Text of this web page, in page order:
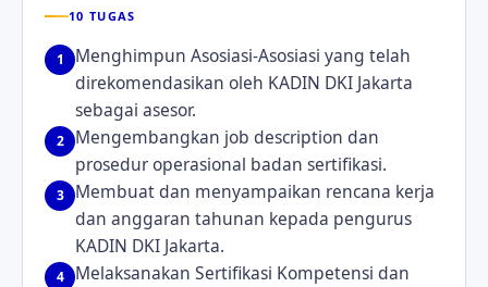
10 TUGAS
1
Menghimpun Asosiasi-Asosiasi yang telah
direkomendasikan oleh KADIN DKI Jakarta
sebagai asesor.
2
Mengembangkan job description dan
prosedur operasional badan sertifikasi.
3
Membuat dan menyampaikan rencana kerja
dan anggaran tahunan kepada pengurus
KADIN DKI Jakarta.
4
Melaksanakan Sertifikasi Kompetensi dan